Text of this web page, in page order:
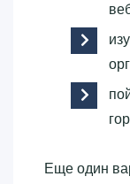
Еще один